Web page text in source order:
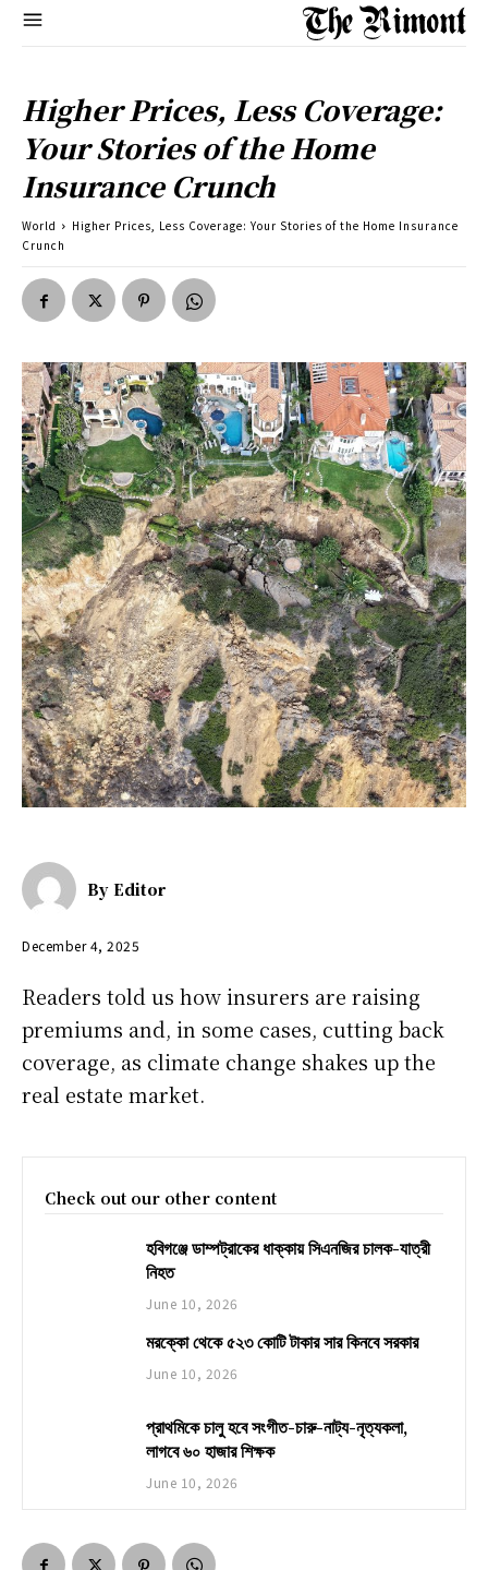
Higher Prices, Less Coverage:
Your Stories of the Home
Insurance Crunch
World
Higher Prices, Less Coverage: Your Stories of the Home Insurance
Crunch
By Editor
December 4, 2025
Readers told us how insurers are raising
premiums and, in some cases, cutting back
coverage, as climate change shakes up the
real estate market.
Check out our other content
হবিগঞ্জে ডাম্পট্রাকের ধাক্কায় সিএনজির চালক-যাত্রী
নিহত
June 10, 2026
মরক্কো থেকে ৫২৩ কোটি টাকার সার কিনবে সরকার
June 10, 2026
প্রাথমিকে চালু হবে সংগীত-চারু-নাট্য-নৃত্যকলা,
লাগবে ৬০ হাজার শিক্ষক
June 10, 2026